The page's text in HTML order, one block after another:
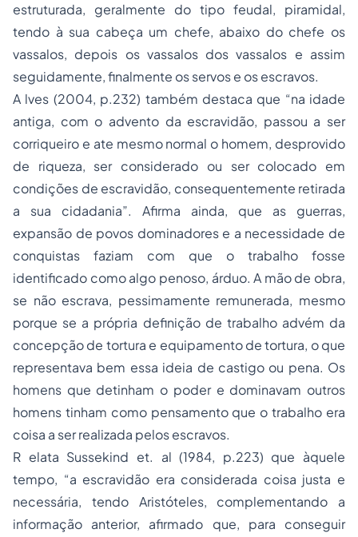
estruturada, geralmente do tipo feudal, piramidal,
tendo à sua cabeça um chefe, abaixo do chefe os
vassalos, depois os vassalos dos vassalos e assim
seguidamente, finalmente os servos e os escravos.
A lves (2004, p.232) também destaca que “na idade
antiga, com o advento da escravidão, passou a ser
corriqueiro e ate mesmo normal o homem, desprovido
de riqueza, ser considerado ou ser colocado em
condições de escravidão, consequentemente retirada
a sua cidadania”. Afirma ainda, que as guerras,
expansão de povos dominadores e a necessidade de
conquistas faziam com que o trabalho fosse
identificado como algo penoso, árduo. A mão de obra,
se não escrava, pessimamente remunerada, mesmo
porque se a própria definição de trabalho advém da
concepção de tortura e equipamento de tortura, o que
representava bem essa ideia de castigo ou pena. Os
homens que detinham o poder e dominavam outros
homens tinham como pensamento que o trabalho era
coisa a ser realizada pelos escravos.
R elata Sussekind et. al (1984, p.223) que àquele
tempo, “a escravidão era considerada coisa justa e
necessária, tendo Aristóteles, complementando a
informação anterior, afirmado que, para conseguir